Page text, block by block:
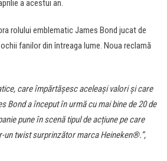
a acestui an.
rolului emblematic James Bond jucat de
fanilor din întreaga lume. Noua reclamă
care împărtășesc aceleași valori și care
Bond a început în urmă cu mai bine de 20 de
pune în scenă tipul de acțiune pe care
un twist surprinzător marca Heineken®.”,